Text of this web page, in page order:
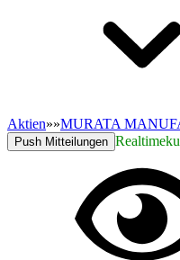
Aktien»»MURATA
Push Mitteilungen